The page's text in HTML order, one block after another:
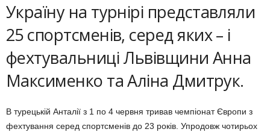
Україну на турнірі представляли
25 спортсменів, серед яких – і
фехтувальниці Львівщини Анна
Максименко та Аліна Дмитрук.
В турецькій Анталії з 1 по 4 червня тривав чемпіонат Європи з
фехтування серед спортсменів до 23 років. Упродовж чотирьох